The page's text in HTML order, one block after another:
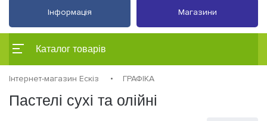
Інформація Магазини
Каталог товарів
Інтернет-магазин Ескіз ГРАФІКА
Пастелі сухі та олійні